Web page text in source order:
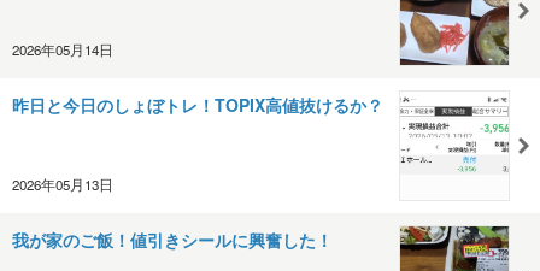
2026年05月14日
昨日と今日のしょぼトレ！TOPIX高値抜けるか？
2026年05月13日
我が家のご飯！値引きシールに興奮した！